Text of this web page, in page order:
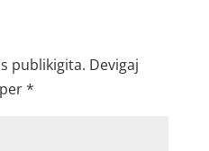
publikigita. Devigaj
*